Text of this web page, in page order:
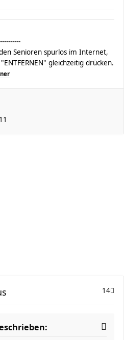
Senioren spurlos im Internet,
gleichzeitig drücken.
14